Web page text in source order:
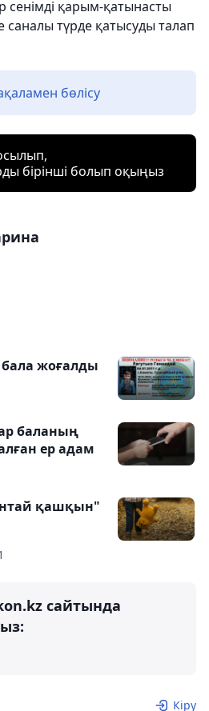
сенімді қарым-қатынасты
саналы түрде қатысуды талап
бөлісу
бірінші болып оқыңыз
жоғалды
баланың
ер адам
қашқын"
сайтында
Кіру